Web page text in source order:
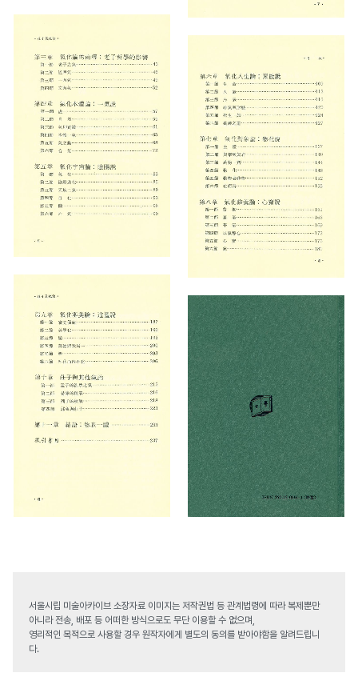
서울시립 미술아카이브 소장자료 이미지는 저작권법 등 관계법령에 따라 복제뿐만
아니라 전송, 배포 등 어떠한 방식으로도 무단 이용할 수 없으며,
영리적인 목적으로 사용할 경우 원작자에게 별도의 동의를 받아야함을 알려드립니
다.